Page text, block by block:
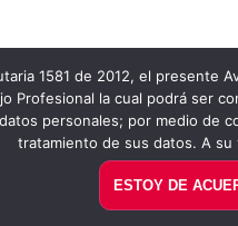
1581 de 2012, el presente
Profesional la cual podrá ser
personales; por medio
tratamiento de sus datos. A su
ESTOY DE